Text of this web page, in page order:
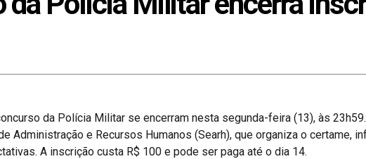
da Polícia Militar se encerram nesta segunda-feira (13), às
Administração e Recursos Humanos (Searh), que organiza o certame,
A inscrição custa R$ 100 e pode ser paga até o dia 14.